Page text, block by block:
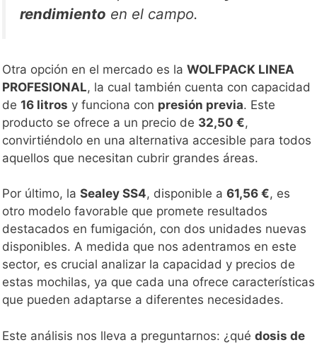
rendimiento en el campo.
Otra opción en el mercado es la WOLFPACK LINEA
PROFESIONAL, la cual también cuenta con capacidad
de 16 litros y funciona con presión previa. Este
producto se ofrece a un precio de 32,50 €,
convirtiéndolo en una alternativa accesible para todos
aquellos que necesitan cubrir grandes áreas.
Por último, la Sealey SS4, disponible a 61,56 €, es
otro modelo favorable que promete resultados
destacados en fumigación, con dos unidades nuevas
disponibles. A medida que nos adentramos en este
sector, es crucial analizar la capacidad y precios de
estas mochilas, ya que cada una ofrece características
que pueden adaptarse a diferentes necesidades.
Este análisis nos lleva a preguntarnos: ¿qué dosis de